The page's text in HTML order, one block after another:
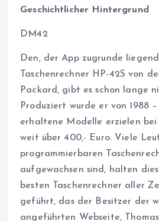
Geschichtlicher Hintergrund
DM42
Den, der App zugrunde
Taschenrechner HP-42S von
Packard, gibt es schon lange
Produziert wurde er von 1988 –
erhaltene Modelle erzielen bei
weit über 400,- Euro. Viele
programmierbaren
aufgewachsen sind, halten
besten Taschenrechner aller
geführt, das der Besitzer der
angeführten Webseite,